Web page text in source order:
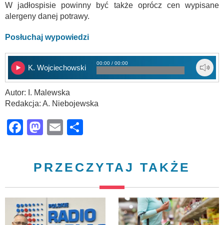
W jadłospisie powinny być także oprócz cen wypisane
alergeny danej potrawy.
Posłuchaj wypowiedzi
K. Wojciechowski
00:00 / 00:00
Autor: I. Malewska
Redakcja: A. Niebojewska
Facebook
Mastodon
Email
PRZECZYTAJ TAKŻE